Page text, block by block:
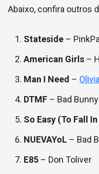
Abaixo, confira outros
Stateside –
American Girls –
Man I Need –
DTMF – Bad Bunny
So Easy (To Fall
NUEVAYoL – Bad
E85 – Don Toliver